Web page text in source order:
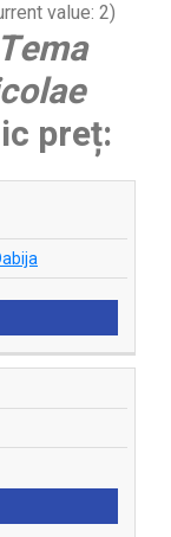
value: 2)
Tema
preț: